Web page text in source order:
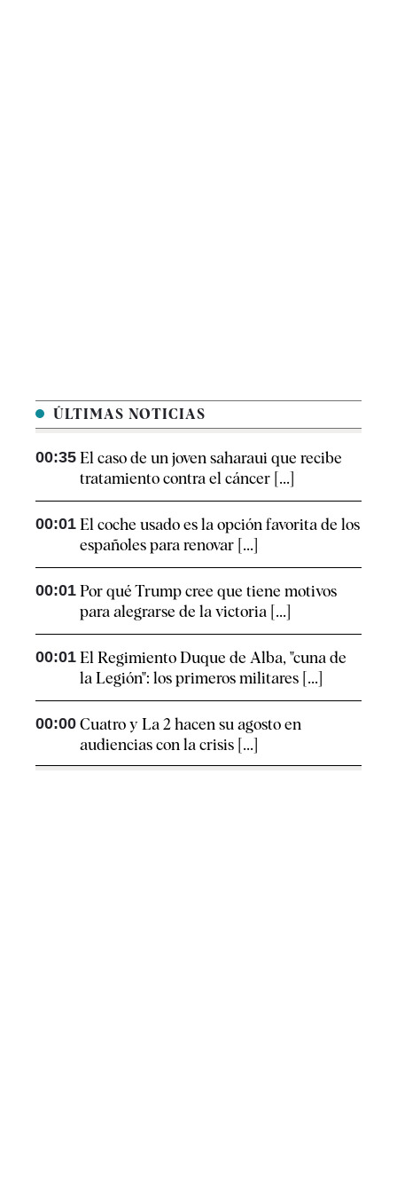
ÚLTIMAS NOTICIAS
00:35 El caso de un joven saharaui que recibe
tratamiento contra el cáncer [...]
00:01 El coche usado es la opción favorita de los
españoles para renovar [...]
00:01 Por qué Trump cree que tiene motivos
para alegrarse de la victoria [...]
00:01 El Regimiento Duque de Alba, "cuna de
la Legión": los primeros militares [...]
00:00 Cuatro y La 2 hacen su agosto en
audiencias con la crisis [...]